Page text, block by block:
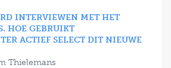
INTERVIEWEN MET HET
HOE GEBRUIKT
ACTIEF SELECT DIT NIEUWE
Thielemans